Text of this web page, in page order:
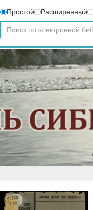
Простой Расширенный